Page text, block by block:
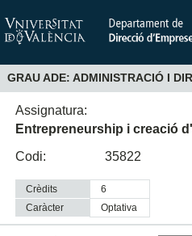
GRAU ADE: ADMINISTRACIÓ I
Assignatura:
Entrepreneurship i creació
Codi:
35822
Crèdits
6
Caràcter
optativa